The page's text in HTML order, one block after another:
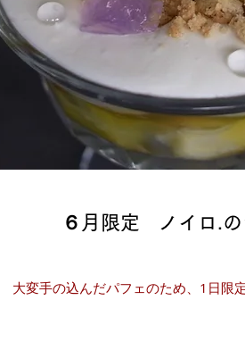
６月限定 ノイロ.の
大変手の込んだパフェのため、1日限